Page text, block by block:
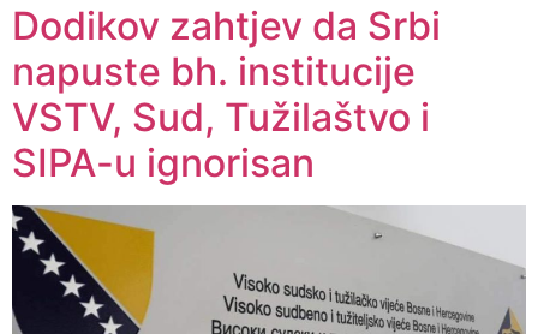
Dodikov zahtjev da Srbi
napuste bh. institucije
VSTV, Sud, Tužilaštvo i
SIPA-u ignorisan